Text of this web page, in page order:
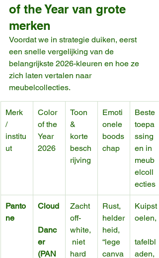
of the Year van grote
merken
Voordat we in strategie duiken, eerst
een snelle vergelijking van de
belangrijkste 2026-kleuren en hoe ze
zich laten vertalen naar
meubelcollecties.
Merk
/
institu
ut
Color
of the
Year
2026
Toon
&
korte
besch
rijving
Emoti
onele
boods
chap
Beste
toepa
ssing
en in
meub
elcoll
ecties
Panto
ne
Cloud
Danc
er
(PAN
Zacht
off-
white,
niet
hard
Rust,
helder
heid,
“lege
canva
Kuipst
oelen,
tafelbl
aden,